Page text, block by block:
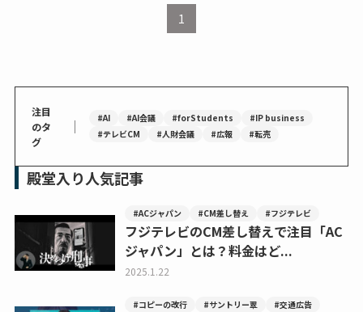
1
注目
のタ
グ
｜ #AI #AI会議 #forStudents
#IP business
#テレビCM
#人財会議 #広報 #転売
殿堂入り人気記事
#ACジャパン #CM差し替え #フジテレビ
フジテレビのCM差し替えで注目「AC
ジャパン」とは？料金はど...
2025.1.22
#コピーの改行 #サントリー翠 #交通広告